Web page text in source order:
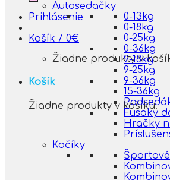
Prihlásenie
Košík / 0€
Žiadne produkty v
Košík
Žiadne produkty v košíku.
Autosedačky
0-13kg
0-18kg
0-25kg
0-36kg
9-18kg
9-25kg
9-36kg
15-36kg
Fusaky
Hračky
Kočíky